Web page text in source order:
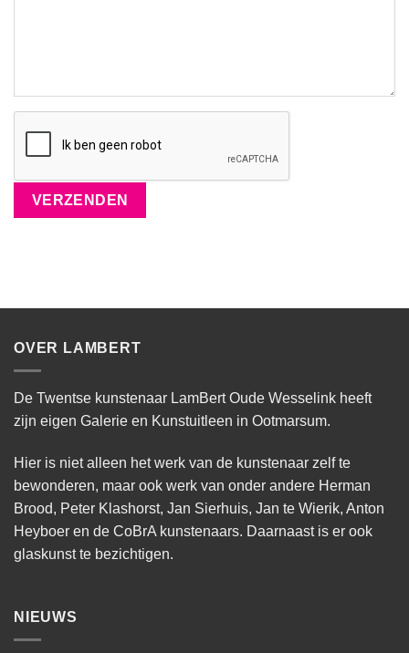
OVER LAMBERT
De Twentse kunstenaar LamBert Oude Wesselink heeft
zijn eigen Galerie en Kunstuitleen in Ootmarsum.
Hier is niet alleen het werk van de kunstenaar zelf te
bewonderen, maar ook werk van onder andere Herman
Brood, Peter Klashorst, Jan Sierhuis, Jan te Wierik, Anton
Heyboer en de CoBrA kunstenaars. Daarnaast is er ook
glaskunst te bezichtigen.
NIEUWS